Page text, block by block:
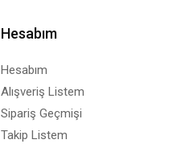
Hesabım
Hesabım
Alışveriş Listem
Sipariş Geçmişi
Takip Listem